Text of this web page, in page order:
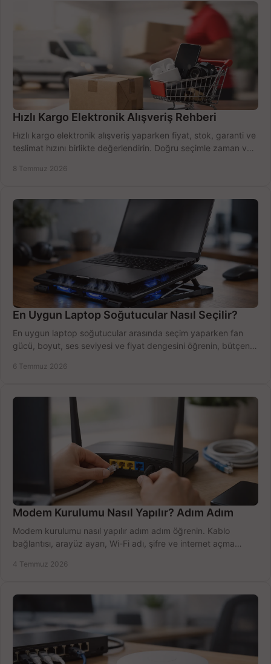
Hızlı Kargo Elektronik Alışveriş Rehberi
Hızlı kargo elektronik alışveriş yaparken fiyat, stok, garanti ve
teslimat hızını birlikte değerlendirin. Doğru seçimle zaman ve
8 Temmuz 2026
En Uygun Laptop Soğutucular Nasıl Seçilir?
En uygun laptop soğutucular arasında seçim yaparken fan
gücü, boyut, ses seviyesi ve fiyat dengesini öğrenin, bütçenizi
6 Temmuz 2026
Modem Kurulumu Nasıl Yapılır? Adım Adım
Modem kurulumu nasıl yapılır adım adım öğrenin. Kablo
bağlantısı, arayüz ayarı, Wi-Fi adı, şifre ve internet açma
4 Temmuz 2026